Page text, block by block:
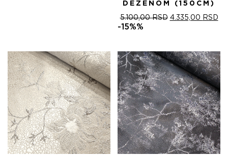
DEZENOM (150CM)
5.100,00RSD ОРИГИНАЛНА
5.100,00 RSD.
4.335,00 RSD
-15%%